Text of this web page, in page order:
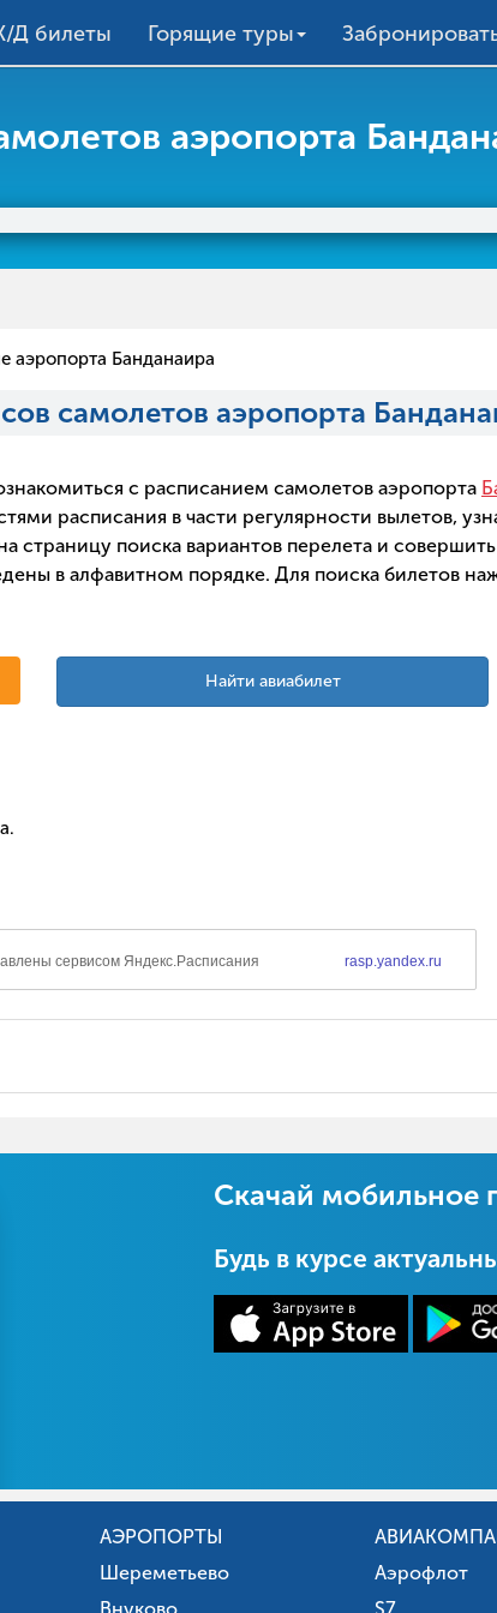
Д билеты Горящие туры
аэропорта
аэропорта Банданаира
самолетов аэропорта
с расписанием самолетов аэропорта
расписания в части регулярности вылетов,
поиска вариантов перелета и
в алфавитном порядке. Для поиска билетов
Найти авиабилет
Скачай мобильное
Будь в курсе
АЭРОПОРТЫ
Шереметьево
Аэрофлот